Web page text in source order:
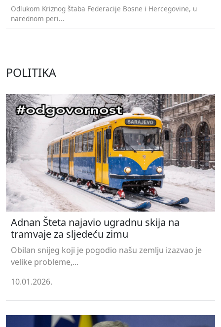
Odlukom Kriznog štaba Federacije Bosne i Hercegovine, u
narednom peri...
POLITIKA
Adnan Šteta najavio ugradnu skija na
tramvaje za sljedeću zimu
Obilan snijeg koji je pogodio našu zemlju izazvao je
velike probleme,...
10.01.2026.